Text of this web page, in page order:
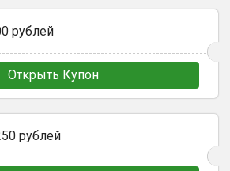
рублей
Открыть Купон
рублей